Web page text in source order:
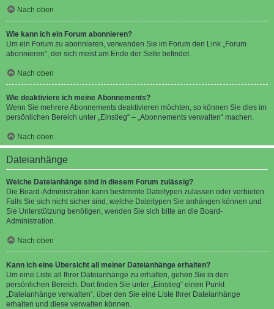
Nach oben
Wie kann ich ein Forum abonnieren?
Um ein Forum zu abonnieren, verwenden Sie im Forum den Link „Forum
abonnieren“, der sich meist am Ende der Seite befindet.
Nach oben
Wie deaktiviere ich meine Abonnements?
Wenn Sie mehrere Abonnements deaktivieren möchten, so können Sie dies im
persönlichen Bereich unter „Einstieg“ – „Abonnements verwalten“ machen.
Nach oben
Dateianhänge
Welche Dateianhänge sind in diesem Forum zulässig?
Die Board-Administration kann bestimmte Dateitypen zulassen oder verbieten.
Falls Sie sich nicht sicher sind, welche Dateitypen Sie anhängen können und
Sie Unterstützung benötigen, wenden Sie sich bitte an die Board-
Administration.
Nach oben
Kann ich eine Übersicht all meiner Dateianhänge erhalten?
Um eine Liste all Ihrer Dateianhänge zu erhalten, gehen Sie in den
persönlichen Bereich. Dort finden Sie unter „Einstieg“ einen Punkt
„Dateianhänge verwalten“, über den Sie eine Liste Ihrer Dateianhänge
erhalten und diese verwalten können.